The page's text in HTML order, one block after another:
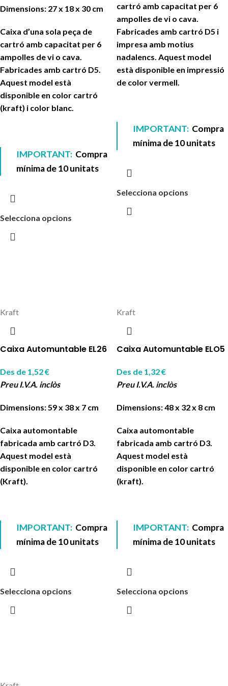
Dimensions: 27 x 18 x 30 cm
Caixa d’una sola peça de
cartró amb capacitat per 6
ampolles de vi o cava.
Fabricades amb cartró D5.
Aquest model està
disponible en color cartró
(kraft) i color blanc.
IMPORTANT: Compra
mínima de 10 unitats
Selecciona opcions
cartró amb capacitat per 6
ampolles de vi o cava.
Fabricades amb cartró D5 i
impresa amb motius
nadalencs. Aquest model
està disponible en impressió
de color vermell.
IMPORTANT: Compra
mínima de 10 unitats
Selecciona opcions
Kraft
Caixa Automuntable EL26
Des de 1,52€
Preu I.V.A. inclòs
Dimensions: 59 x 38 x 7 cm
Caixa automontable
fabricada amb cartró D3.
Aquest model està
disponible en color cartró
(Kraft).
IMPORTANT: Compra
mínima de 10 unitats
Selecciona opcions
Kraft
Caixa Automuntable ELO5
Des de 1,32€
Preu I.V.A. inclòs
Dimensions: 48 x 32 x 8 cm
Caixa automontable
fabricada amb cartró D3.
Aquest model està
disponible en color cartró
(kraft).
IMPORTANT: Compra
mínima de 10 unitats
Selecciona opcions